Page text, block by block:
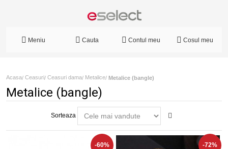
Meniu Cauta Contul meu Cosul meu
Acasa/ Ceasuri/ Ceasuri dama/ Metalice/ Metalice (bangle)
Metalice (bangle)
Sorteaza
-60% -72%